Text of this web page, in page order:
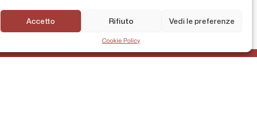
Accetto Rifiuto Vedi le preferenze
Cookie Policy